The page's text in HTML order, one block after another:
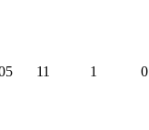
11 1 0